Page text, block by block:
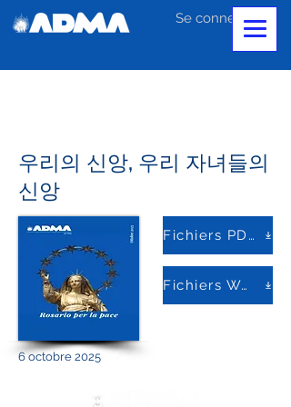
Se connecter
우리의 신앙, 우리 자녀들의
신앙
Fichiers PDF
Fichiers Word
6 octobre 2025